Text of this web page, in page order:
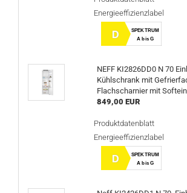
Energieeffizienzlabel
D
SPEKTRUM
A bis G
NEFF KI2826DD0 N 70
Kühlschrank mit
Flachscharnier mit
849,00 EUR
Produktdatenblatt
Energieeffizienzlabel
D
SPEKTRUM
A bis G